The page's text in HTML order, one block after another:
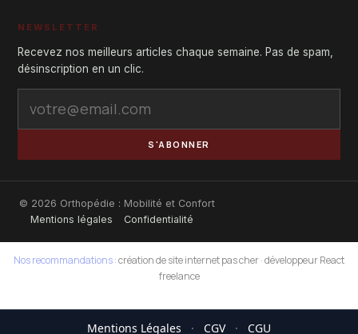
NEWSLETTER
Recevez nos meilleurs articles chaque semaine. Pas de spam,
désinscription en un clic.
S'ABONNER
© 2026 Orthopédie : Mobilité et Confort
Mentions légales
Confidentialité
Nos recommandations :création de site internet pas cher·développeur React
freelance
Mentions Légales · CGV · CGU